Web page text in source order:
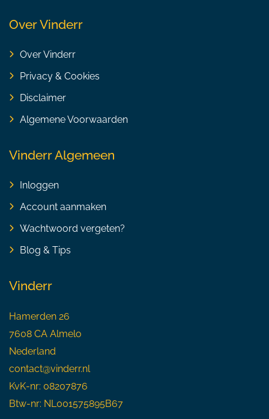
Over Vinderr
Over Vinderr
Privacy & Cookies
Disclaimer
Algemene Voorwaarden
Vinderr Algemeen
Inloggen
Account aanmaken
Wachtwoord vergeten?
Blog & Tips
Vinderr
Hamerden 26
7608 CA Almelo
Nederland
contact@vinderr.nl
KvK-nr: 08207876
Btw-nr: NL001575895B67